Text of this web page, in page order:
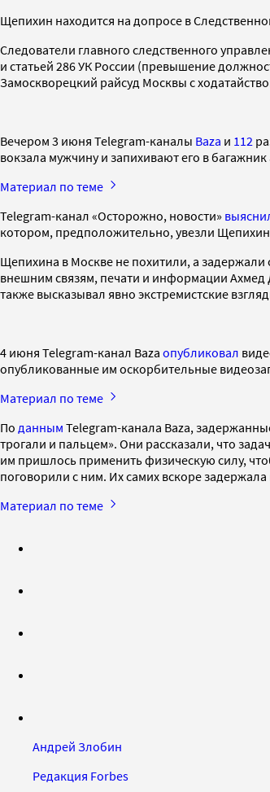
Щепихин находится на допросе в
Следователи главного следственного
и статьей 286 УК России (превышение
Замоскворецкий райсуд Москвы с
Вечером 3 июня Telegram-каналы Baza и 112
вокзала мужчину и запихивают его в
Материал по теме
Telegram-канал «Осторожно, новости»
котором, предположительно, увезли
Щепихина в Москве не похитили, а
внешним связям, печати и информации Ахмед
также высказывал явно экстремистские
4 июня Telegram-канал Baza опубликовал
опубликованные им оскорбительные
Материал по теме
По данным Telegram-канала Baza,
трогали и пальцем». Они рассказали, что
им пришлось применить физическую силу,
поговорили с ним. Их самих вскоре
Материал по теме
Андрей Злобин
Редакция Forbes